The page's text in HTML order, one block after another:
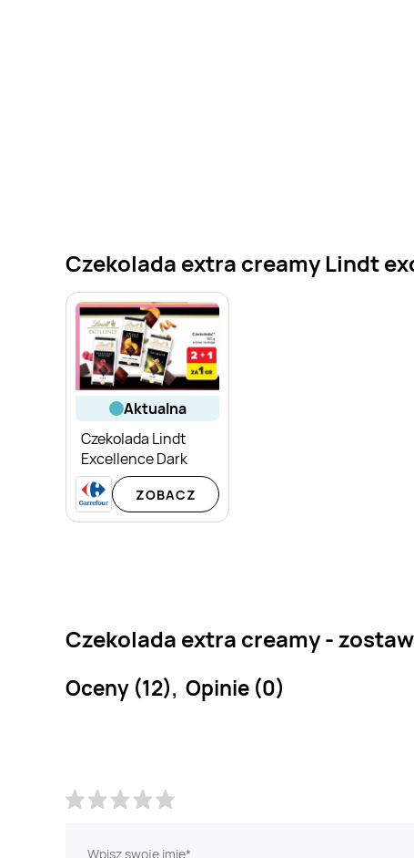
Czekolada extra creamy Lindt
aktualna
Czekolada Lindt
Excellence Dark
ZOBACZ
Czekolada extra creamy -
Oceny (12), Opinie (0)